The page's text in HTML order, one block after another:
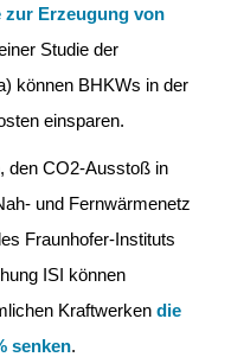
zur Erzeugung von
Studie der
können BHKWs in der
einsparen.
den CO2-Ausstoß in
und Fernwärmenetz
Fraunhofer-Instituts
ISI können
Kraftwerken die
senken.